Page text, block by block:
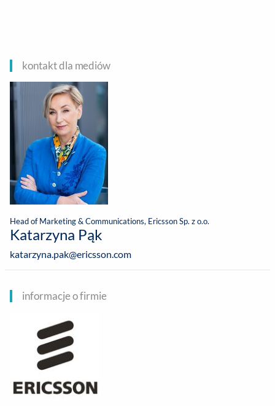
kontakt dla mediów
Head of Marketing & Communications, Ericsson Sp. z o.o.
Katarzyna Pąk
katarzyna.pak@ericsson.com
informacje o firmie